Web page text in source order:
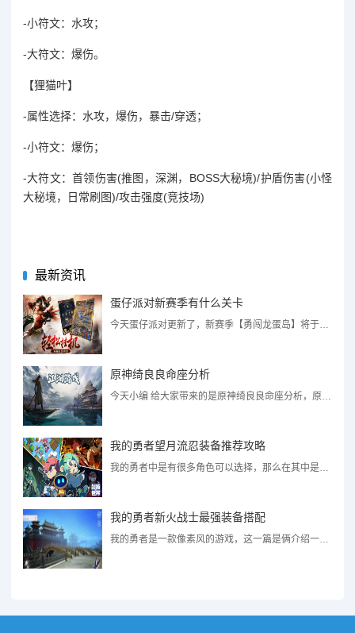
-小符文：水攻；
-大符文：爆伤。
【狸猫叶】
-属性选择：水攻，爆伤，暴击/穿透；
-小符文：爆伤；
-大符文：首领伤害(推图，深渊，BOSS大秘境)/护盾伤害(小怪
大秘境，日常刷图)/攻击强度(竞技场)
最新资讯
蛋仔派对新赛季有什么关卡
原神绮良良命座分析
我的勇者望月流忍装备推荐攻略
我的勇者新火战士最强装备搭配